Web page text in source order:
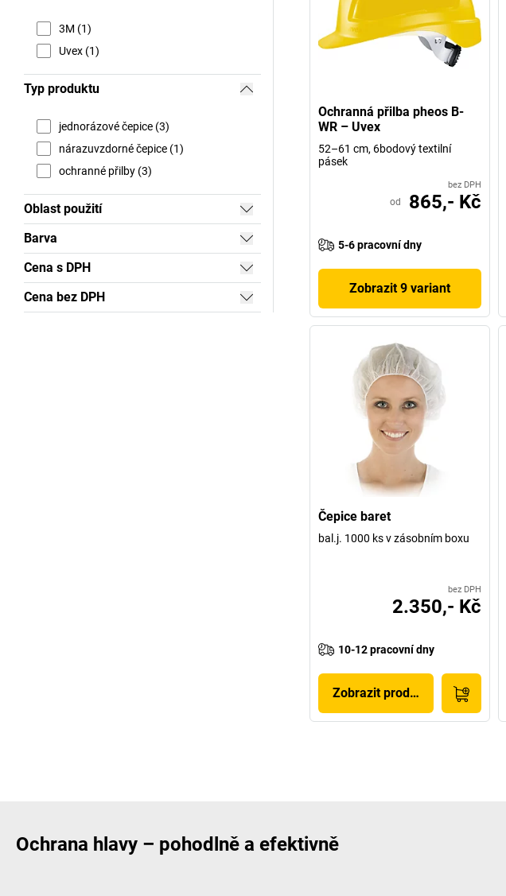
3M (1)
Uvex (1)
Typ produktu
jednorázové čepice (3)
nárazuvzdorné čepice (1)
ochranné přilby (3)
Oblast použití
Barva
Cena s DPH
Cena bez DPH
Ochranná přilba pheos B-
WR – Uvex
52–61 cm, 6bodový textilní
pásek
bez DPH
od 865,- Kč
5-6 pracovní dny
Zobrazit 9 variant
Čepice baret
bal.j. 1000 ks v zásobním boxu
bez DPH
2.350,- Kč
10-12 pracovní dny
Zobrazit produkt
Ochrana hlavy – pohodlně a efektivně